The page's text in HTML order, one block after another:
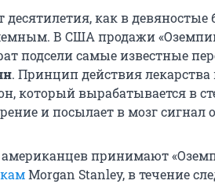
как в девяностые
В США продажи
подсели самые известные
. Принцип действия лекарства
который вырабатывается в
и посылает в мозг сигнал
принимают
Morgan Stanley, в течение